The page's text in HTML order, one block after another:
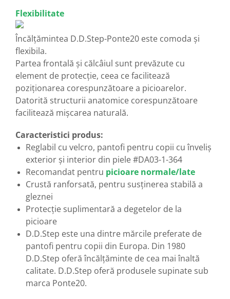
Flexibilitate
Încălțămintea D.D.Step-Ponte20 este comoda și
flexibila.
Partea frontală și călcâiul sunt prevăzute cu
element de protecție, ceea ce facilitează
poziționarea corespunzătoare a picioarelor.
Datorită structurii anatomice corespunzătoare
facilitează mișcarea naturală.
Caracteristici produs:
Reglabil cu velcro, pantofi pentru copii cu înveliș
exterior și interior din piele #DA03-1-364
Recomandat pentru picioare normale/late
Crustă ranforsată, pentru susținerea stabilă a
gleznei
Protecție suplimentară a degetelor de la
picioare
D.D.Step este una dintre mărcile preferate de
pantofi pentru copii din Europa. Din 1980
D.D.Step oferă încălțăminte de cea mai înaltă
calitate. D.D.Step oferă produsele supinate sub
marca Ponte20.